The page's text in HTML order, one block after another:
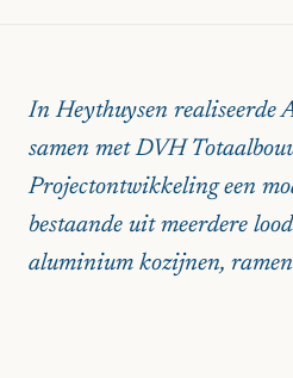
In Heythuysen realiseerde
samen met DVH
Projectontwikkeling een
bestaande uit meerdere
aluminium kozijnen,